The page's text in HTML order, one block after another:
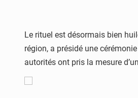
Le rituel est désormais bien
région, a présidé une
autorités ont pris la mesure